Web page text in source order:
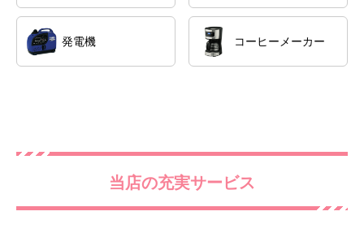
発電機 コーヒーメーカー
当店の充実サービス